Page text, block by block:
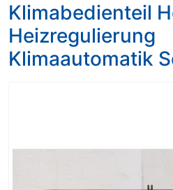
Klimabedienteil
Heizregulierung
Klimaautomatik